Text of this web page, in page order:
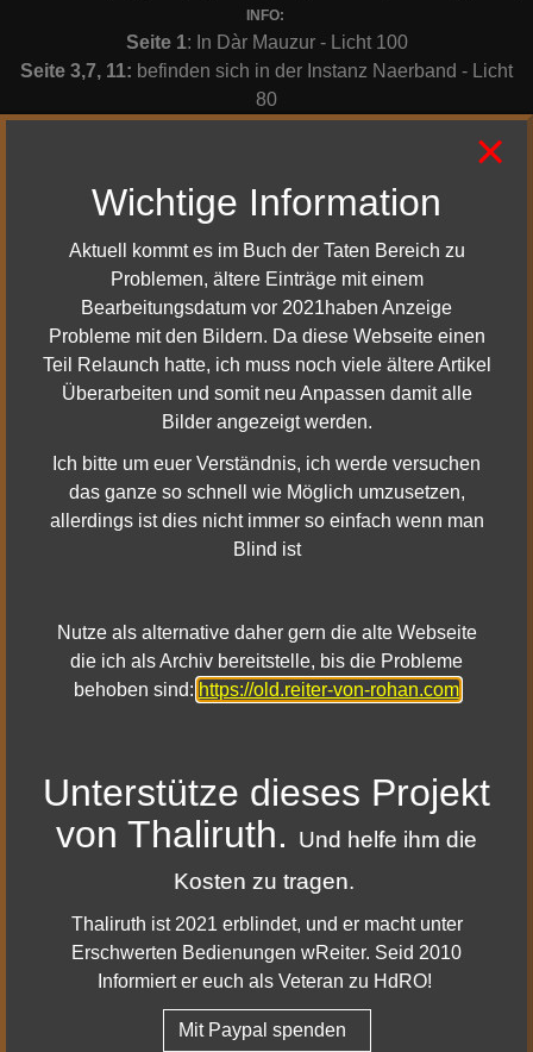
INFO:
Seite 1: In Dàr Mauzur - Licht 100
Seite 3,7, 11: befinden sich in der Instanz Naerband - Licht
80
Seite 9:
Westlich von Nagh Nùl
Seite 10:Orodir (Naerband) - Licht 90
Seite 13:Magh Vadok - Licht 100
Seite 14:Magh Nùl - Lict 100
Das Licht von Eärendil baut sich in folgenden Stufen
wie folgt auf
Licht
Stufen
Heilung
Schaden
Schaden
-5% +10%
30
-15% +30%
-15%
-20% +40%
-20%
60
-30% +60%
-30%
+70%
Dann schreibe mir gern eine Email über dasKontakt
Formular
×
Wichtige Information
Aktuell kommt es im Buch der Taten Bereich zu
Problemen, ältere Einträge mit einem
Bearbeitungsdatum vor 2021haben Anzeige
Probleme mit den Bildern. Da diese Webseite einen
Teil Relaunch hatte, ich muss noch viele ältere Artikel
Überarbeiten und somit neu Anpassen damit alle
Bilder angezeigt werden.
Ich bitte um euer Verständnis, ich werde versuchen
das ganze so schnell wie Möglich umzusetzen,
allerdings ist dies nicht immer so einfach wenn man
Blind ist
Nutze als alternative daher gern die alte Webseite
die ich als Archiv bereitstelle, bis die Probleme
behoben sind: https://old.reiter-von-rohan.com
Unterstütze dieses Projekt
von Thaliruth.
Und helfe ihm die
Kosten zu tragen.
Thaliruth ist 2021 erblindet, und er macht unter
Erschwerten Bedienungen wReiter. Seid 2010
Informiert er euch als Veteran zu HdRO!
Mit Paypal spenden